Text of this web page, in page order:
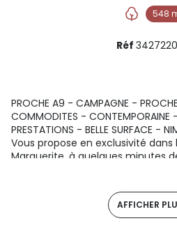
548
Réf
PROCHE A9 - CAMPAGNE -
COMMODITES - CONTEMPORAINE
PRESTATIONS - BELLE SURFACE -
Vous propose en exclusivité
Marguerite, à quelques minutes
environ, 5 pièces, elle se
grand séjour avec cuisine
environ, d'une chambre
AFFICHER